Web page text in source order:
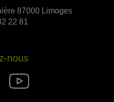
87000 Limoges
22 81
nous